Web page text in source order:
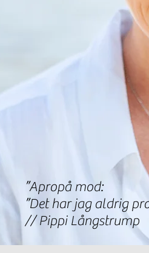
”Apropå mod:
”Det har jag aldrig
// Pippi Långstrump